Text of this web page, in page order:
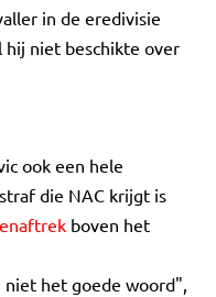
in de eredivisie
niet beschikte over
ook een hele
die NAC krijgt is
boven het
niet het goede woord",